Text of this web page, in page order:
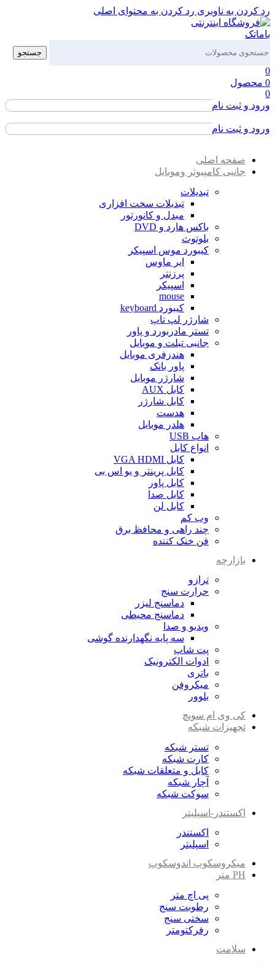
رد کردن به ناوبری رد کردن به محتوای اصلی
جستجو
0
0 محصول
0
ورود و ثبت نام
ورود / ثبت نام
ورود و ثبت نام
ورود / ثبت نام
صفحه اصلی
جانبی کامپیوتر وموبایل
تبدیلات
تبدیلات سخت افزاری
مبدل و کانورتور
باکس هارد و DVD
بلوتوث
کیبورد موس اسپیکر
ایر ماوس
پرزنتر
اسپیکر
mouse
کیبورد keyboard
شارژر لپ تاپ
تستر مادربورد و پاور
جانبی تبلت و موبایل
هندزفری موبایل
پاور بانک
شارژر موبایل
کابل AUX
کابل شارژر
هدست
هلدر موبایل
هاب USB
انواع کابل
کابل VGA HDMI
کابل پرینتر و یو اس بی
کابل پاور
کابل صدا
کابل لن
وب کم
چند راهی و محافظ برق
فن خنک کننده
بازارچه
ترازو
حرارت سنج
دماسنج لیزر
دماسنج محیطی
ویدیو و صدا
سه پایه نگهدارنده گوشی
پت شاپ
ادوات الکترونیک
باتری
میکروفن
بلوور
کی وی ام سویچ
تجهیزات شبکه
تستر شبکه
کارت شبکه
کابل و متعلقات شبکه
آچار شبکه
سوکت شبکه
اکستندر-اسپلیتر
اکستندر
اسپلیتر
میکروسکوپ اندوسکوپ
PH متر
پی اچ متر
رطوبت سنج
سختی سنج
رفرکتومتر
سلامت